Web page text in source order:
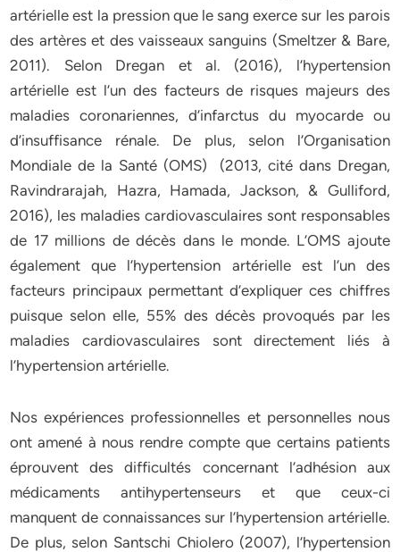
artérielle est la pression que le sang exerce sur les parois
des artères et des vaisseaux sanguins (Smeltzer & Bare,
2011). Selon Dregan et al. (2016), l’hypertension
artérielle est l’un des facteurs de risques majeurs des
maladies coronariennes, d’infarctus du myocarde ou
d’insuffisance rénale. De plus, selon l’Organisation
Mondiale de la Santé (OMS) (2013, cité dans Dregan,
Ravindrarajah, Hazra, Hamada, Jackson, & Gulliford,
2016), les maladies cardiovasculaires sont responsables
de 17 millions de décès dans le monde. L’OMS ajoute
également que l’hypertension artérielle est l’un des
facteurs principaux permettant d’expliquer ces chiffres
puisque selon elle, 55% des décès provoqués par les
maladies cardiovasculaires sont directement liés à
l’hypertension artérielle.
Nos expériences professionnelles et personnelles nous
ont amené à nous rendre compte que certains patients
éprouvent des difficultés concernant l’adhésion aux
médicaments antihypertenseurs et que ceux-ci
manquent de connaissances sur l’hypertension artérielle.
De plus, selon Santschi Chiolero (2007), l’hypertension